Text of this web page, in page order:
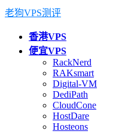
老狗VPS测评
香港VPS
便宜VPS
RackNerd
RAKsmart
Digital-VM
DediPath
CloudCone
HostDare
Hosteons